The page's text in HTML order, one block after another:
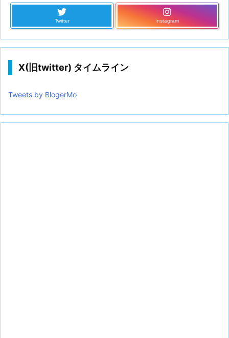
Twitter Instagram
X(旧twitter) タイムライン
Tweets by BlogerMo